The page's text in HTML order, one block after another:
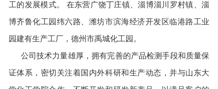
工的发展模式。 在东营广饶丁庄镇、淄博淄川罗村镇、淄
博齐鲁化工园纬六路、潍坊市滨海经济开发区临港路工业
园建有生产工厂，德州市禹城化工园。
公司技术力量雄厚，拥有完善的产品检测手段和质量保
证体系，密切关注着国内外科研和生产动态，并与山东大